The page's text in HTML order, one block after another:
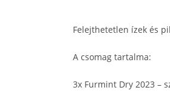
Felejthetetlen ízek és
A csomag tartalma:
3x Furmint Dry 2023 –